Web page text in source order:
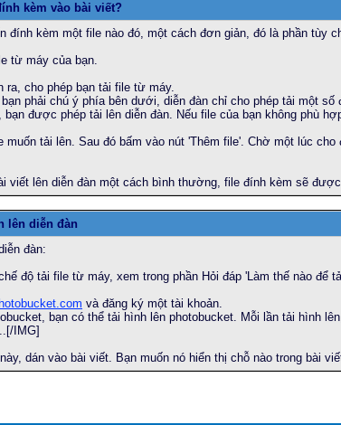
kèm vào bài viết?
đính kèm một file nào đó, một cách đơn giản, đó là phần tùy
từ máy của bạn.
ra, cho phép bạn tải file từ máy.
phải chú ý phía bên dưới, diễn đàn chỉ cho phép tải một
bạn được phép tải lên diễn đàn. Nếu file của bạn không phù
muốn tải lên. Sau đó bấm vào nút 'Thêm file'. Chờ một lúc
viết lên diễn đàn một cách bình thường, file đính kèm sẽ
lên diễn đàn
đàn:
độ tải file từ máy, xem trong phần Hỏi đáp 'Làm thế nào để
và đăng ký một tài khoản.
bạn có thể tải hình lên photobucket. Mỗi lần tải hình
IMG]
dán vào bài viết. Bạn muốn nó hiển thị chỗ nào trong bài